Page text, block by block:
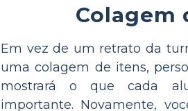
Colagem
Em vez de um retrato da
uma colagem de itens,
mostrará o que cada
importante. Novamente,